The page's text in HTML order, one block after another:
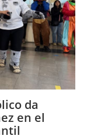
da
en el